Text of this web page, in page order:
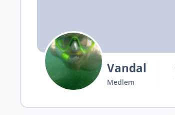
Vandal
Medlem